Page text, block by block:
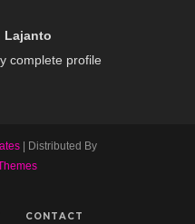
Lajanto
complete profile
| Distributed By
CONTACT